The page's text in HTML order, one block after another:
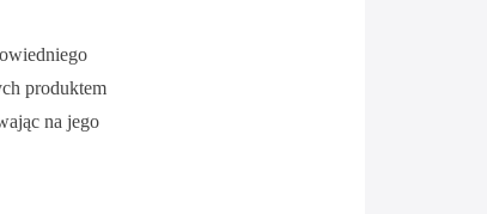
produktem
na jego